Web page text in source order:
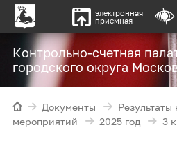
электронная
приемная
Контрольно-счетная
городского округа
Документы
Результаты
мероприятий
2025 год 3